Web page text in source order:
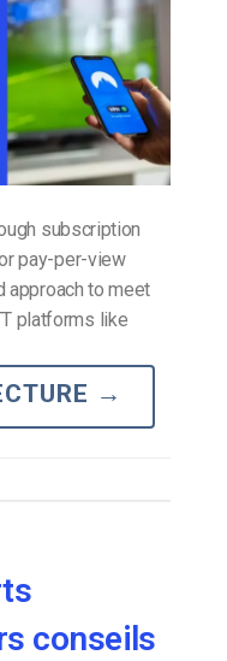
subscription
pay-per-view
approach to meet
platforms like
→
conseils